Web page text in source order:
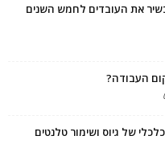
את העובדים לחמש השנים
העבודה?